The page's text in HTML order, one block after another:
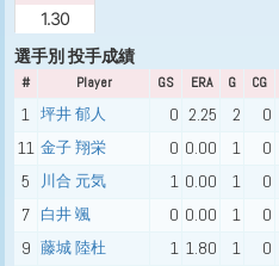
1.30
選手別 投手成績
# Player GS ERA G CG
1 坪井 郁人 0 2.25 2 0
11 金子 翔栄 0 0.00 1 0
5
川合 元気 1 0.00 1 0
7 白井 颯 0 0.00 1 0
9 藤城 陸杜 1 1.80 1 0